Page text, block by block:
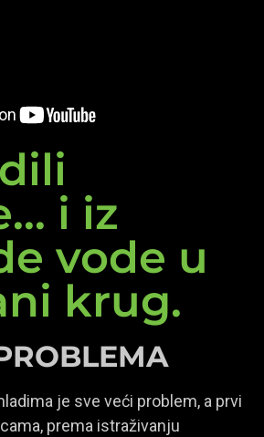
i iz
vode u
krug.
je sve veći problem, a prvi
prema istraživanju